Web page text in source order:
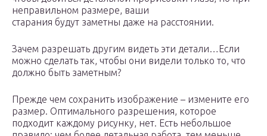
неправильном размере, ваши
старания будут заметны даже на расстоянии.
Зачем разрешать другим видеть эти детали…Если
можно сделать так, чтобы они видели только то, что
должно быть заметным?
Прежде чем сохранить изображение – измените его
размер. Оптимального разрешения, которое
подходит каждому рисунку, нет. Есть небольшое